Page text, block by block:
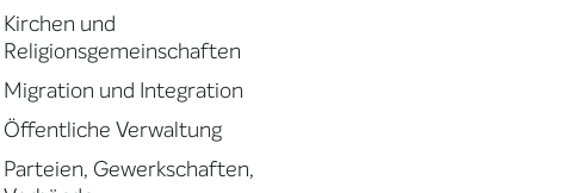
Kirchen und
Religionsgemeinschaften
Migration und Integration
Öffentliche Verwaltung
Parteien, Gewerkschaften,